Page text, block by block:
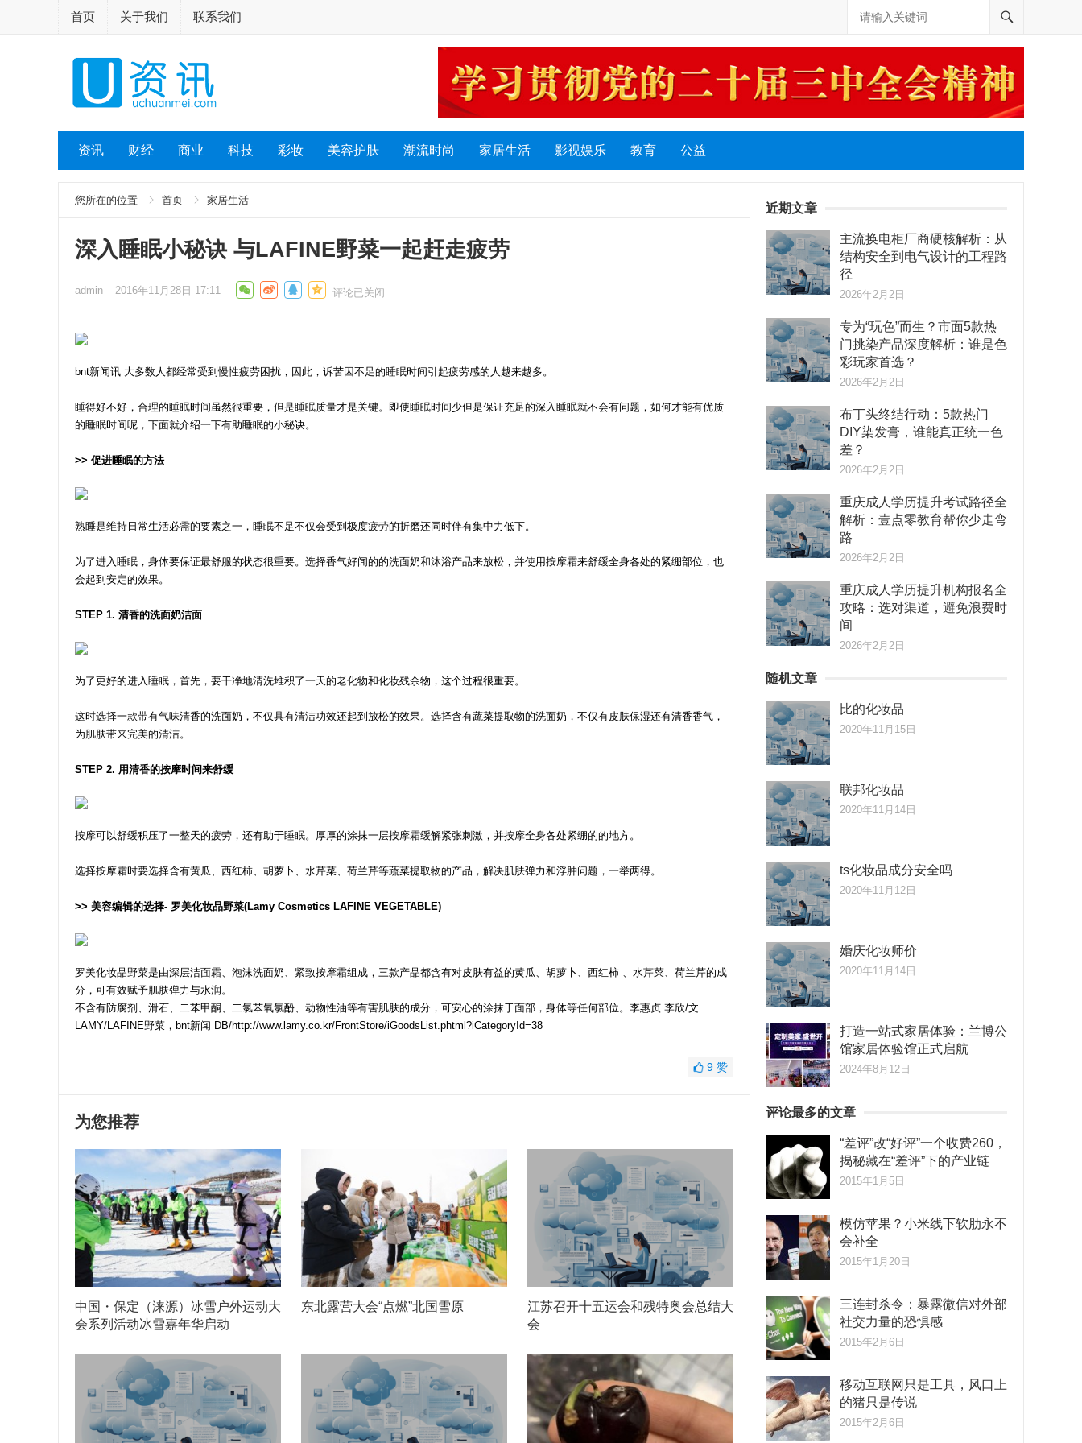
首页 关于我们 联系我们
资讯 财经 商业 科技 彩妆 美容护肤 潮流时尚 家居生活 影视娱乐 教育 公益
您所在的位置 首页 家居生活
深入睡眠小秘诀 与LAFINE野菜一起赶走疲劳
admin 2016年11月28日 17:11 评论已关闭
bnt新闻讯 大多数人都经常受到慢性疲劳困扰，因此，诉苦因不足的睡眠时间引起疲劳感的人越来越多。
睡得好不好，合理的睡眠时间虽然很重要，但是睡眠质量才是关键。即使睡眠时间少但是保证充足的深入睡眠就不会有问题，如何才能有优质
的睡眠时间呢，下面就介绍一下有助睡眠的小秘诀。
>> 促进睡眠的方法
熟睡是维持日常生活必需的要素之一，睡眠不足不仅会受到极度疲劳的折磨还同时伴有集中力低下。
为了进入睡眠，身体要保证最舒服的状态很重要。选择香气好闻的的洗面奶和沐浴产品来放松，并使用按摩霜来舒缓全身各处的紧绷部位，也
会起到安定的效果。
STEP 1. 清香的洗面奶洁面
为了更好的进入睡眠，首先，要干净地清洗堆积了一天的老化物和化妆残余物，这个过程很重要。
这时选择一款带有气味清香的洗面奶，不仅具有清洁功效还起到放松的效果。选择含有蔬菜提取物的洗面奶，不仅有皮肤保湿还有清香香气，
为肌肤带来完美的清洁。
STEP 2. 用清香的按摩时间来舒缓
按摩可以舒缓积压了一整天的疲劳，还有助于睡眠。厚厚的涂抹一层按摩霜缓解紧张刺激，并按摩全身各处紧绷的的地方。
选择按摩霜时要选择含有黄瓜、西红柿、胡萝卜、水芹菜、荷兰芹等蔬菜提取物的产品，解决肌肤弹力和浮肿问题，一举两得。
>> 美容编辑的选择- 罗美化妆品野菜(Lamy Cosmetics LAFINE VEGETABLE)
罗美化妆品野菜是由深层洁面霜、泡沫洗面奶、紧致按摩霜组成，三款产品都含有对皮肤有益的黄瓜、胡萝卜、西红柿 、水芹菜、荷兰芹的成
分，可有效赋予肌肤弹力与水润。
不含有防腐剂、滑石、二苯甲酮、二氯苯氧氯酚、动物性油等有害肌肤的成分，可安心的涂抹于面部，身体等任何部位。李惠贞 李欣/文
LAMY/LAFINE野菜，bnt新闻 DB/http://www.lamy.co.kr/FrontStore/iGoodsList.phtml?iCategoryId=38
9 赞
为您推荐
中国・保定（涞源）冰雪户外运动大
会系列活动冰雪嘉年华启动
东北露营大会“点燃”北国雪原
江苏召开十五运会和残特奥会总结大
会
近期文章
主流换电柜厂商硬核解析：从
结构安全到电气设计的工程路
径
2026年2月2日
专为“玩色”而生？市面5款热
门挑染产品深度解析：谁是色
彩玩家首选？
2026年2月2日
布丁头终结行动：5款热门
DIY染发膏，谁能真正统一色
差？
2026年2月2日
重庆成人学历提升考试路径全
解析：壹点零教育帮你少走弯
路
2026年2月2日
重庆成人学历提升机构报名全
攻略：选对渠道，避免浪费时
间
2026年2月2日
随机文章
比的化妆品
2020年11月15日
联邦化妆品
2020年11月14日
ts化妆品成分安全吗
2020年11月12日
婚庆化妆师价
2020年11月14日
打造一站式家居体验：兰博公
馆家居体验馆正式启航
2024年8月12日
评论最多的文章
“差评”改“好评”一个收费260，
揭秘藏在“差评”下的产业链
2015年1月5日
模仿苹果？小米线下软肋永不
会补全
2015年1月20日
三连封杀令：暴露微信对外部
社交力量的恐惧感
2015年2月6日
移动互联网只是工具，风口上
的猪只是传说
2015年2月6日